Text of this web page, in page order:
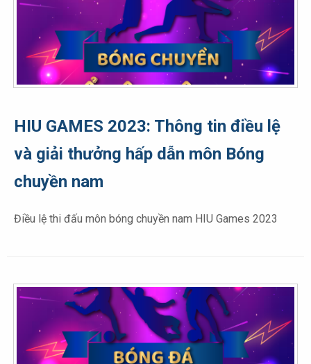
HIU GAMES 2023: Thông tin điều lệ
và giải thưởng hấp dẫn môn Bóng
chuyền nam
Điều lệ thi đấu môn bóng chuyền nam HIU Games 2023